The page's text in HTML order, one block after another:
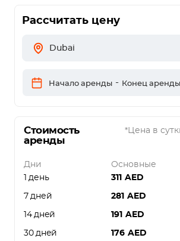
Рассчитать цену
Dubai
Начало аренды - Конец аренды
Стоимость
аренды
*Цена в
Дни
Основные
1 день
311 AED
7 дней 281 AED
14 дней 191 AED
30 дней 176 AED